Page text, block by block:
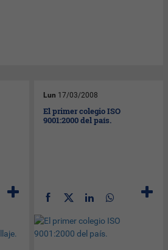
Lun 17/03/2008
El primer colegio ISO
9001:2000 del país.